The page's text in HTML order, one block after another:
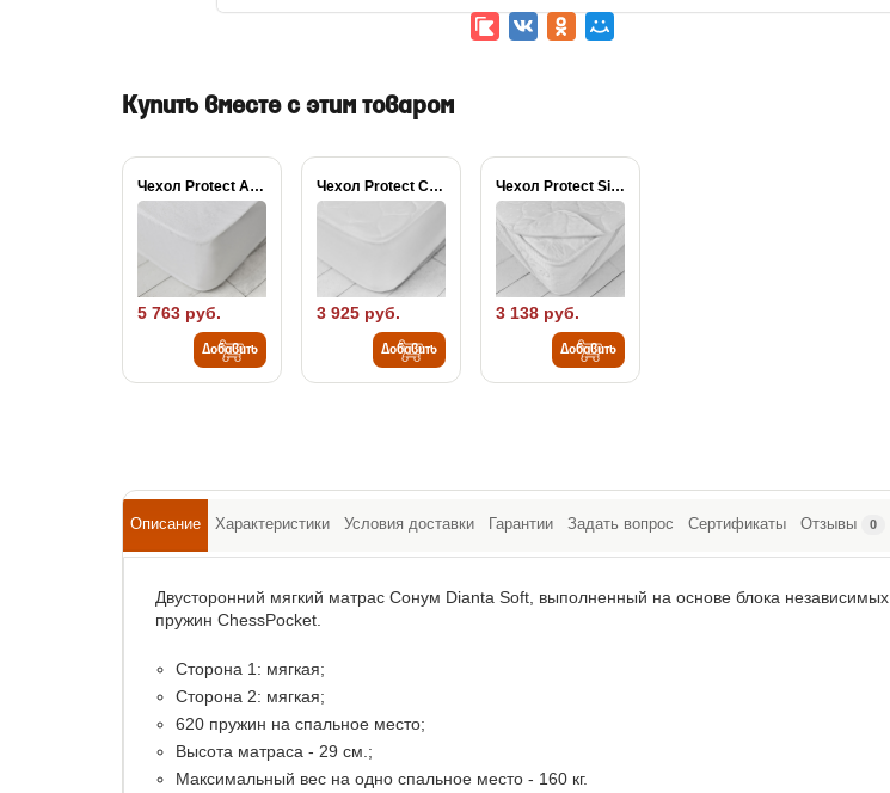
Купить вместе с этим товаром
Чехол Protect Aqua...
5 763 руб.
Добавить
Чехол Protect Сонум
3 925 руб.
Добавить
Чехол Protect Simple...
3 138 руб.
Добавить
Описание Характеристики Условия доставки Гарантии Задать вопрос Сертификаты Отзывы 0
Двусторонний мягкий матрас Сонум Dianta Soft, выполненный на основе блока независимых
пружин ChessPocket.
Сторона 1: мягкая;
Сторона 2: мягкая;
620 пружин на спальное место;
Высота матраса - 29 см.;
Максимальный вес на одно спальное место - 160 кг.